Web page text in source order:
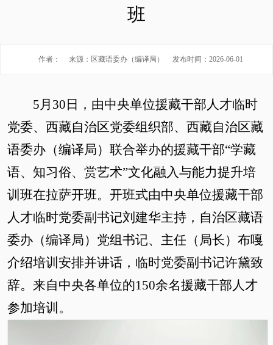
班
作者： 来源：区藏语委办（编译局） 发布时间：2026-06-01
5月30日，由中央单位援藏干部人才临时
党委、西藏自治区党委组织部、西藏自治区藏
语委办（编译局）联合举办的援藏干部“学藏
语、知习俗、赏艺术”文化融入与能力提升培
训班在拉萨开班。开班式由中央单位援藏干部
人才临时党委副书记刘建华主持，自治区藏语
委办（编译局）党组书记、主任 （局长） 布嘎
介绍培训安排并讲话，临时党委副书记许黛致
辞。来自中央各单位的150余名援藏干部人才
参加培训。